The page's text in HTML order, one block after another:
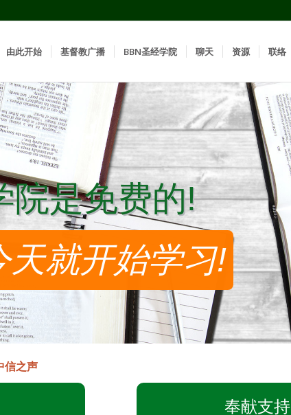
由此开始 基督教广播 BBN圣经学院 聊天 资源 联络
院是免费的!
院是免费的!
天就开始学习!
信之声
奉献支持